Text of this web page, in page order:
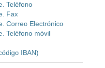
Teléfono
Fax
Correo Electrónico
Teléfono móvil
IBAN)